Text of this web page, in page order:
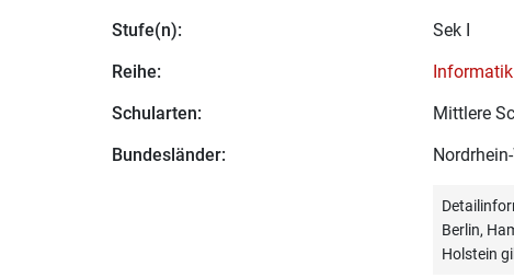
Stufe(n):
Sek I
Reihe:
Schularten:
Mittlere
Bundesländer:
Berlin,
Holstein